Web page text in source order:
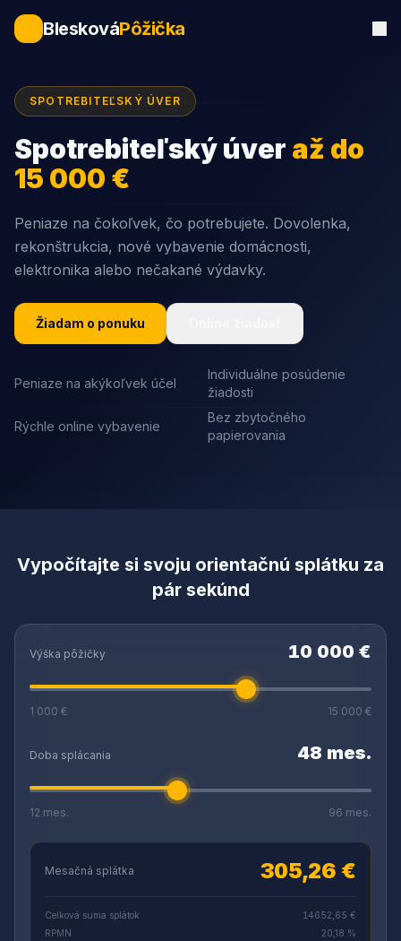
BleskováPôžička
SPOTREBITEĽSKÝ ÚVER
Spotrebiteľský úver až do
15 000 €
Peniaze na čokoľvek, čo potrebujete. Dovolenka,
rekonštrukcia, nové vybavenie domácnosti,
elektronika alebo nečakané výdavky.
Žiadam o ponuku
Peniaze na akýkoľvek účel
Individuálne posúdenie
žiadosti
Rýchle online vybavenie
Bez zbytočného
papierovania
Vypočítajte si svoju orientačnú splátku za
pár sekúnd
Výška pôžičky 10 000 €
1 000 € 15 000 €
Doba splácania 48 mes.
12 mes. 96 mes.
Mesačná splátka 305,26 €
Celková suma splátok
14652,65 €
RPMN
20,18 %